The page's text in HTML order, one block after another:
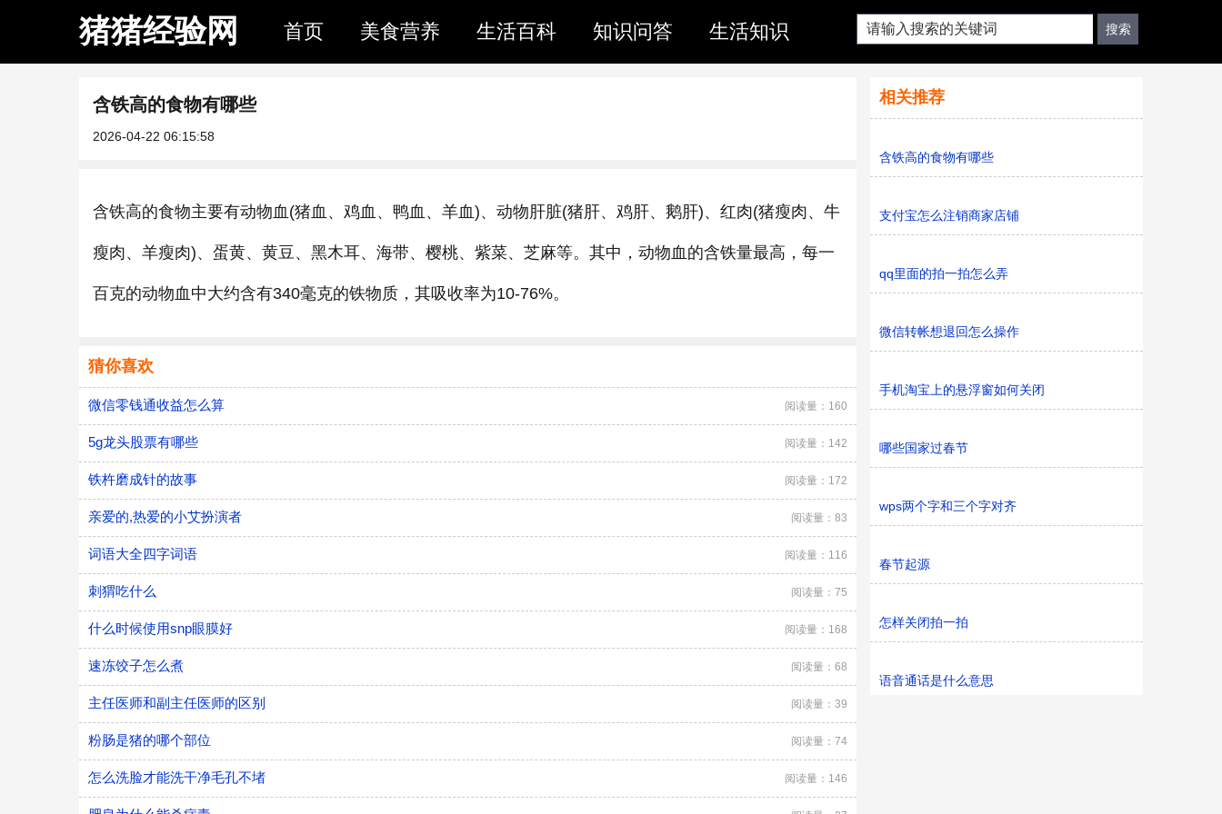
猪猪经验网 首页 美食营养 生活百科 知识问答 生活知识
含铁高的食物有哪些
2026-04-22 06:15:58
含铁高的食物主要有动物血(猪血、鸡血、鸭血、羊血)、动物肝脏(猪肝、鸡肝、鹅肝)、红肉(猪瘦肉、牛
瘦肉、羊瘦肉)、蛋黄、黄豆、黑木耳、海带、樱桃、紫菜、芝麻等。其中，动物血的含铁量最高，每一
百克的动物血中大约含有340毫克的铁物质，其吸收率为10-76%。
猜你喜欢
微信零钱通收益怎么算 阅读量：160
5g龙头股票有哪些 阅读量：142
铁杵磨成针的故事 阅读量：172
亲爱的,热爱的小艾扮演者 阅读量：83
词语大全四字词语 阅读量：116
刺猬吃什么 阅读量：75
什么时候使用snp眼膜好 阅读量：168
速冻饺子怎么煮 阅读量：68
主任医师和副主任医师的区别 阅读量：39
粉肠是猪的哪个部位 阅读量：74
怎么洗脸才能洗干净毛孔不堵 阅读量：146
相关推荐
含铁高的食物有哪些
支付宝怎么注销商家店铺
qq里面的拍一拍怎么弄
微信转帐想退回怎么操作
手机淘宝上的悬浮窗如何关闭
哪些国家过春节
wps两个字和三个字对齐
春节起源
怎样关闭拍一拍
语音通话是什么意思